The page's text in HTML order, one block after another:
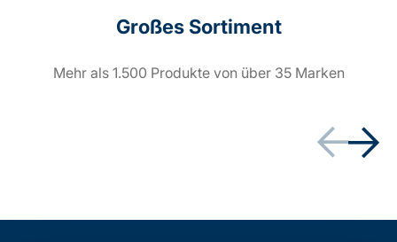
Großes Sortiment
Mehr als 1.500 Produkte von über 35 Marken